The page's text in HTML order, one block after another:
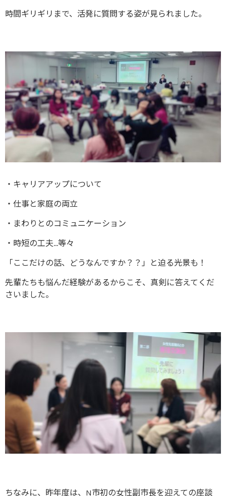
時間ギリギリまで、活発に質問する姿が見られました。
・キャリアアップについて
・仕事と家庭の両立
・まわりとのコミュニケーション
・時短の工夫…等々
「ここだけの話、どうなんですか？？」と迫る光景も！
先輩たちも悩んだ経験があるからこそ、真剣に答えてくだ
さいました。
ちなみに、昨年度は、N市初の女性副市長を迎えての座談